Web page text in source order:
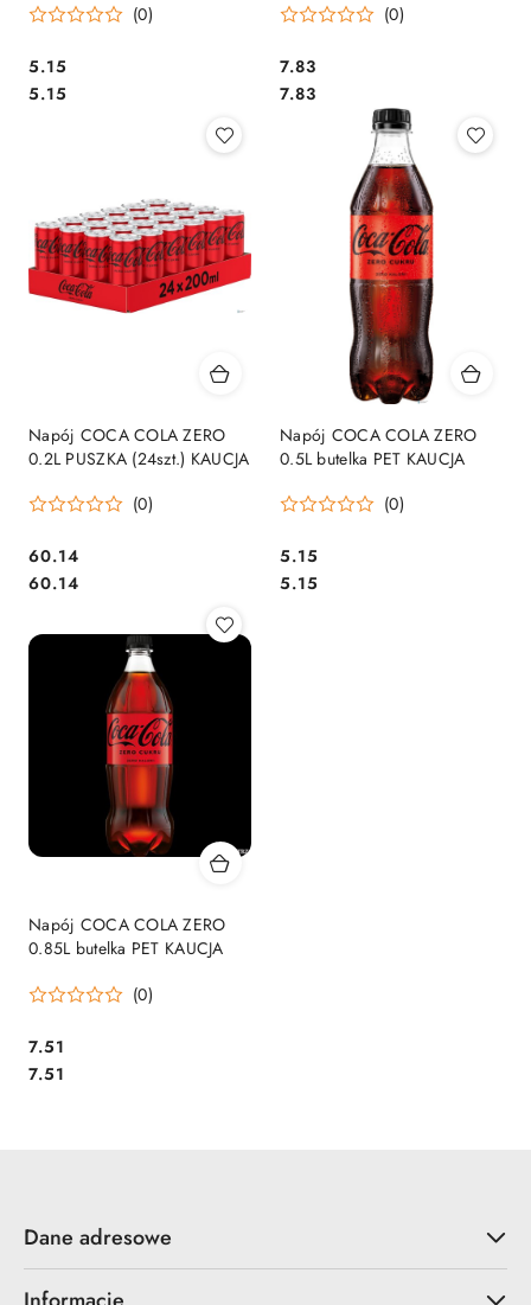
(0)
Cena:
5.15
Cena:
5.15
(0)
Cena:
7.83
Cena:
7.83
Napój COCA COLA ZERO
0.2L PUSZKA (24szt.) KAUCJA
(0)
Cena:
60.14
Cena:
60.14
Napój COCA COLA ZERO
0.5L butelka PET KAUCJA
(0)
Cena:
5.15
Cena:
5.15
Napój COCA COLA ZERO
0.85L butelka PET KAUCJA
(0)
Cena:
7.51
Cena:
7.51
Dane adresowe